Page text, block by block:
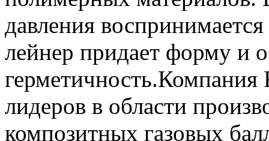
давления
лейнер придает форму и
лидеров в области
композитных газовых